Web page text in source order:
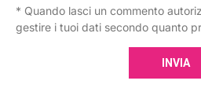
* Quando lasci un commento
gestire i tuoi dati secondo quanto